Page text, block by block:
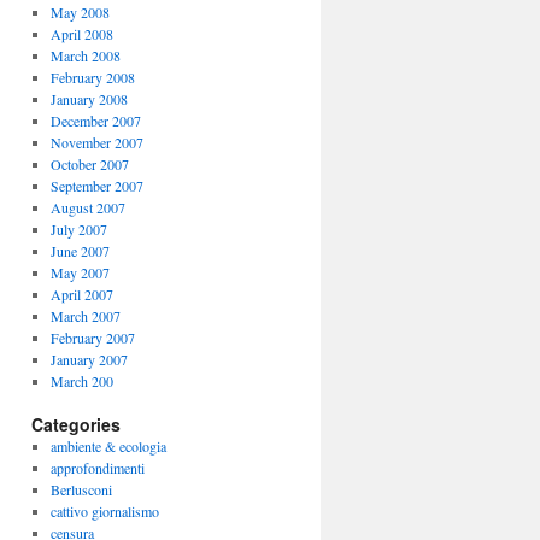
May 2008
April 2008
March 2008
February 2008
January 2008
December 2007
November 2007
October 2007
September 2007
August 2007
July 2007
June 2007
May 2007
April 2007
March 2007
February 2007
January 2007
March 200
Categories
ambiente & ecologia
approfondimenti
Berlusconi
cattivo giornalismo
censura